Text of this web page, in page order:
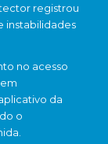
registrou
instabilidades
no acesso
da
o